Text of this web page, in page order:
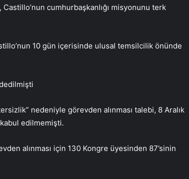
cumhurbaşkanlığı misyonunu terk
10 gün içerisinde ulusal temsilcilik önünde
nedeniyle görevden alınması talebi, 8 Aralık
kabul edilmemişti.
alınması için 130 Kongre üyesinden 87’sinin